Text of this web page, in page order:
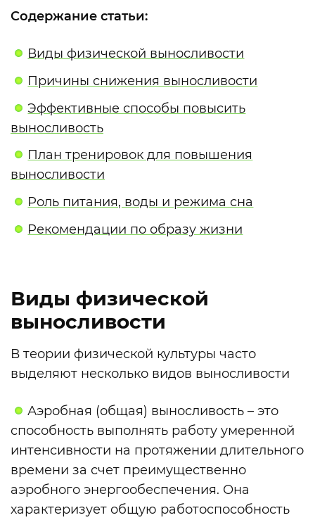
Содержание статьи:
Виды физической выносливости
Причины снижения выносливости
Эффективные способы повысить
выносливость
План тренировок для повышения
выносливости
Роль питания, воды и режима сна
Рекомендации по образу жизни
Виды физической
выносливости
В теории физической культуры часто
выделяют несколько видов выносливости
Аэробная (общая) выносливость – это
способность выполнять работу умеренной
интенсивности на протяжении длительного
времени за счет преимущественно
аэробного энергообеспечения. Она
характеризует общую работоспособность